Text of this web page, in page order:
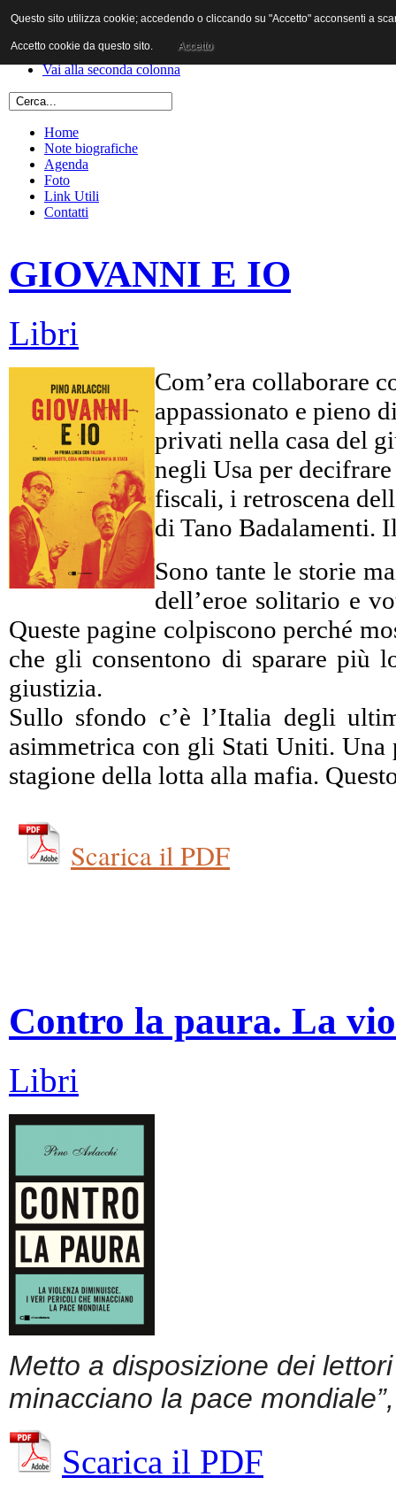
Vai al contenuto
Vai alla prima colonna
Vai alla seconda colonna
Home
Note biografiche
Agenda
Foto
Link Utili
Contatti
GIOVANNI E IO
Libri
Com’era collaborare
appassionato e pieno
privati nella casa del
negli Usa per
fiscali, i retroscena
di Tano Badalamenti.
Sono tante le storie
dell’eroe solitario e
Queste pagine colpiscono perché
che gli consentono di sparare più
giustizia.
Sullo sfondo c’è l’Italia degli
asimmetrica con gli Stati Uniti. Una
stagione della lotta alla mafia.
Scarica il PDF
Contro la paura. La
Libri
Metto a disposizione dei
minacciano la pace
Scarica il PDF
Questo sito utilizza cookie; accedendo o cliccando su "Accetto" acconsenti a
Accetto cookie da questo sito. Accetto